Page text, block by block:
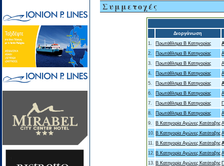
Συμμετοχές
Διοργάνωση
1.
Πρωτάθλημα Β Κατηγορίας
2.
Πρωτάθλημα Β Κατηγορίας
3.
Πρωτάθλημα Β Κατηγορίας
4.
Πρωτάθλημα Β Κατηγορίας
5.
Πρωτάθλημα Β Κατηγορίας
6.
Πρωτάθλημα Β Κατηγορίας
7.
Πρωτάθλημα Β Κατηγορίας
8.
Πρωτάθλημα Β Κατηγορίας
9.
B Κατηγορία Αγώνες Κατάταξης
10. B Κατηγορία Αγώνες Κατάταξης
11. B Κατηγορία Αγώνες Κατάταξης
12. B Κατηγορία Αγώνες Κατάταξης
13. B Κατηγορία Αγώνες Κατάταξης